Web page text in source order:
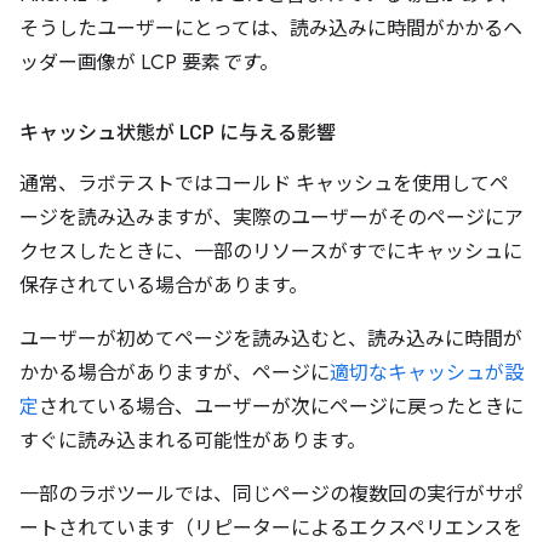
そうしたユーザーにとっては、読み込みに時間がかかるヘ
ッダー画像が LCP 要素 です。
キャッシュ状態が LCP に与える影響
通常、ラボテストではコールド キャッシュを使用してペ
ージを読み込みますが、実際のユーザーがそのページにア
クセスしたときに、一部のリソースがすでにキャッシュに
保存されている場合があります。
ユーザーが初めてページを読み込むと、読み込みに時間が
かかる場合がありますが、ページに適切なキャッシュが設
定されている場合、ユーザーが次にページに戻ったときに
すぐに読み込まれる可能性があります。
一部のラボツールでは、同じページの複数回の実行がサポ
ートされています（リピーターによるエクスペリエンスを